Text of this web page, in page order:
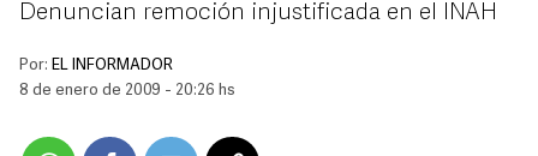
Denuncian remoción injustificada en el INAH
Por: EL INFORMADOR
8 de enero de 2009 - 20:26 hs